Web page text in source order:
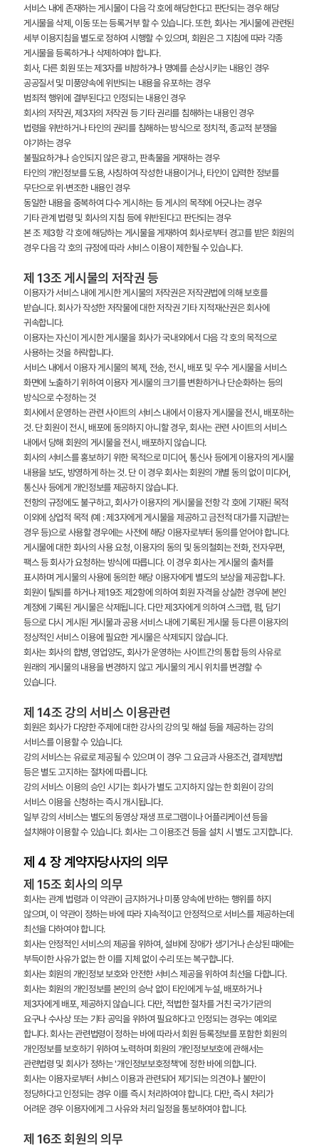
서비스 내에 존재하는 게시물이 다음 각 호에 해당한다고 판단되는 경우 해당
게시물을 삭제, 이동 또는 등록거부 할 수 있습니다. 또한, 회사는 게시물에 관련된
세부 이용지침을 별도로 정하여 시행할 수 있으며, 회원은 그 지침에 따라 각종
게시물을 등록하거나 삭제하여야 합니다.
회사, 다른 회원 또는 제3자를 비방하거나 명예를 손상시키는 내용인 경우
공공질서 및 미풍양속에 위반되는 내용을 유포하는 경우
범죄적 행위에 결부된다고 인정되는 내용인 경우
회사의 저작권, 제3자의 저작권 등 기타 권리를 침해하는 내용인 경우
법령을 위반하거나 타인의 권리를 침해하는 방식으로 정치적, 종교적 분쟁을
야기하는 경우
불필요하거나 승인되지 않은 광고, 판촉물을 게재하는 경우
타인의 개인정보를 도용, 사칭하여 작성한 내용이거나, 타인이 입력한 정보를
무단으로 위·변조한 내용인 경우
동일한 내용을 중복하여 다수 게시하는 등 게시의 목적에 어긋나는 경우
기타 관계 법령 및 회사의 지침 등에 위반된다고 판단되는 경우
본 조 제3항 각 호에 해당하는 게시물을 게재하여 회사로부터 경고를 받은 회원의
경우 다음 각 호의 규정에 따라 서비스 이용이 제한될 수 있습니다.
제 13조 게시물의 저작권 등
이용자가 서비스 내에 게시한 게시물의 저작권은 저작권법에 의해 보호를
받습니다. 회사가 작성한 저작물에 대한 저작권 기타 지적재산권은 회사에
귀속합니다.
이용자는 자신이 게시한 게시물을 회사가 국내외에서 다음 각 호의 목적으로
사용하는 것을 허락합니다.
서비스 내에서 이용자 게시물의 복제, 전송, 전시, 배포 및 우수 게시물을 서비스
화면에 노출하기 위하여 이용자 게시물의 크기를 변환하거나 단순화하는 등의
방식으로 수정하는 것
회사에서 운영하는 관련 사이트의 서비스 내에서 이용자 게시물을 전시, 배포하는
것. 단 회원이 전시, 배포에 동의하지 아니할 경우, 회사는 관련 사이트의 서비스
내에서 당해 회원의 게시물을 전시, 배포하지 않습니다.
회사의 서비스를 홍보하기 위한 목적으로 미디어, 통신사 등에게 이용자의 게시물
내용을 보도, 방영하게 하는 것. 단 이 경우 회사는 회원의 개별 동의 없이 미디어,
통신사 등에게 개인정보를 제공하지 않습니다.
전항의 규정에도 불구하고, 회사가 이용자의 게시물을 전항 각 호에 기재된 목적
이외에 상업적 목적 (예 : 제3자에게 게시물을 제공하고 금전적 대가를 지급받는
경우 등)으로 사용할 경우에는 사전에 해당 이용자로부터 동의를 얻어야 합니다.
게시물에 대한 회사의 사용 요청, 이용자의 동의 및 동의철회는 전화, 전자우편,
팩스 등 회사가 요청하는 방식에 따릅니다. 이 경우 회사는 게시물의 출처를
표시하며 게시물의 사용에 동의한 해당 이용자에게 별도의 보상을 제공합니다.
회원이 탈퇴를 하거나 제19조 제2항에 의하여 회원 자격을 상실한 경우에 본인
계정에 기록된 게시물은 삭제됩니다. 다만 제3자에게 의하여 스크랩, 펌, 담기
등으로 다시 게시된 게시물과 공용 서비스 내에 기록된 게시물 등 다른 이용자의
정상적인 서비스 이용에 필요한 게시물은 삭제되지 않습니다.
회사는 회사의 합병, 영업양도, 회사가 운영하는 사이트간의 통합 등의 사유로
원래의 게시물의 내용을 변경하지 않고 게시물의 게시 위치를 변경할 수
있습니다.
제 14조 강의 서비스 이용관련
회원은 회사가 다양한 주제에 대한 강사의 강의 및 해설 등을 제공하는 강의
서비스를 이용할 수 있습니다.
강의 서비스는 유료로 제공될 수 있으며 이 경우 그 요금과 사용조건, 결제방법
등은 별도 고지하는 절차에 따릅니다.
강의 서비스 이용의 승인 시기는 회사가 별도 고지하지 않는 한 회원이 강의
서비스 이용을 신청하는 즉시 개시됩니다.
일부 강의 서비스는 별도의 동영상 재생 프로그램이나 어플리케이션 등을
설치해야 이용할 수 있습니다. 회사는 그 이용조건 등을 설치 시 별도 고지합니다.
제 4 장 계약자당사자의 의무
제 15조 회사의 의무
회사는 관계 법령과 이 약관이 금지하거나 미풍 양속에 반하는 행위를 하지
않으며, 이 약관이 정하는 바에 따라 지속적이고 안정적으로 서비스를 제공하는데
최선을 다하여야 합니다.
회사는 안정적인 서비스의 제공을 위하여, 설비에 장애가 생기거나 손상된 때에는
부득이한 사유가 없는 한 이를 지체 없이 수리 또는 복구합니다.
회사는 회원의 개인정보 보호와 안전한 서비스 제공을 위하여 최선을 다합니다.
회사는 회원의 개인정보를 본인의 승낙 없이 타인에게 누설, 배포하거나
제3자에게 배포, 제공하지 않습니다. 다만, 적법한 절차를 거친 국가기관의
요구나 수사상 또는 기타 공익을 위하여 필요하다고 인정되는 경우는 예외로
합니다. 회사는 관련법령이 정하는 바에 따라서 회원 등록정보를 포함한 회원의
개인정보를 보호하기 위하여 노력하며 회원의 개인정보보호에 관해서는
관련법령 및 회사가 정하는 '개인정보보호정책'에 정한 바에 의합니다.
회사는 이용자로부터 서비스 이용과 관련되어 제기되는 의견이나 불만이
정당하다고 인정되는 경우 이를 즉시 처리하여야 합니다. 다만, 즉시 처리가
어려운 경우 이용자에게 그 사유와 처리 일정을 통보하여야 합니다.
제 16조 회원의 의무